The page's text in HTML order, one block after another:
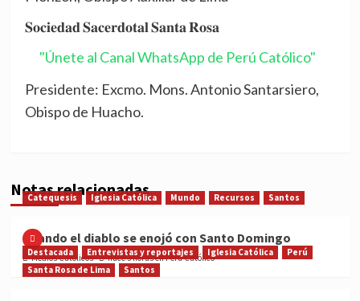
𝐒𝐨𝐜𝐢𝐞𝐝𝐚𝐝 𝐒𝐚𝐜𝐞𝐫𝐝𝐨𝐭𝐚𝐥 𝐒𝐚𝐧𝐭𝐚 𝐑𝐨𝐬𝐚
"Únete al Canal WhatsApp de Perú Católico"
Presidente: Excmo. Mons. Antonio Santarsiero,
Obispo de Huacho.
Notas relacionadas
Catequesis Iglesia Católica Mundo Recursos Santos
Cuando el diablo se enojó con Santo Domingo
Medios Católicos hace 3 horas en Perú Católico
Destacada Entrevistas y reportajes Iglesia Católica
Perú
Santa Rosa de Lima
Santos